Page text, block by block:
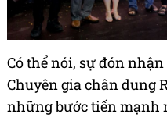
Có thể nói, sự đón
Chuyên gia chân dung
những bước tiến mạnh